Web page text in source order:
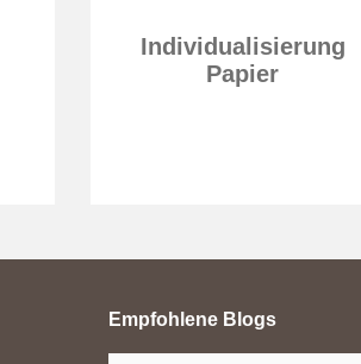
Individualisierung
Papier
Empfohlene Blogs